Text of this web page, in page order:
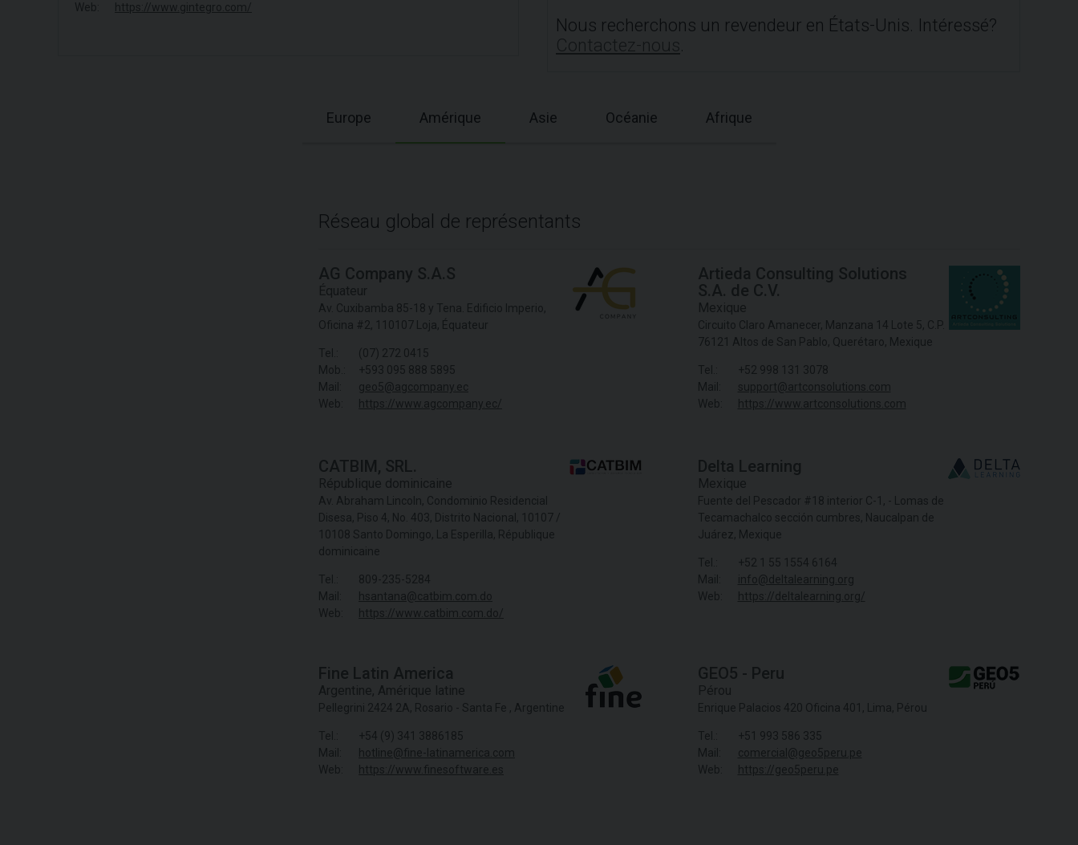
Web:
https://www.gintegro.com/
Nous recherchons un revendeur en États-Unis. Intéressé?
Contactez-nous.
Europe Amérique Asie Océanie Afrique
Réseau global de représentants
AG Company S.A.S
Équateur
Av. Cuxibamba 85-18 y Tena. Edificio Imperio,
Oficina #2, 110107 Loja, Équateur
Tel.:
(07) 272 0415
Mob.:
+593 095 888 5895
Mail:
geo5@agcompany.ec
Web:
https://www.agcompany.ec/
Artieda Consulting Solutions
S.A. de C.V.
Mexique
Circuito Claro Amanecer, Manzana 14 Lote 5, C.P.
76121 Altos de San Pablo, Querétaro, Mexique
Tel.:
+52 998 131 3078
Mail:
support@artconsolutions.com
Web:
https://www.artconsolutions.com
CATBIM, SRL.
République dominicaine
Av. Abraham Lincoln, Condominio Residencial
Disesa, Piso 4, No. 403, Distrito Nacional, 10107 /
10108 Santo Domingo, La Esperilla, République
dominicaine
Tel.:
809-235-5284
Mail:
hsantana@catbim.com.do
Web:
https://www.catbim.com.do/
Delta Learning
Mexique
Fuente del Pescador #18 interior C-1, - Lomas de
Tecamachalco sección cumbres, Naucalpan de
Juárez, Mexique
Tel.:
+52 1 55 1554 6164
Mail:
info@deltalearning.org
Web:
https://deltalearning.org/
Fine Latin America
Argentine, Amérique latine
Pellegrini 2424 2A, Rosario - Santa Fe , Argentine
Tel.:
+54 (9) 341 3886185
Mail:
hotline@fine-latinamerica.com
Web:
https://www.finesoftware.es
GEO5 - Peru
Pérou
Enrique Palacios 420 Oficina 401, Lima, Pérou
Tel.:
+51 993 586 335
Mail:
comercial@geo5peru.pe
Web:
https://geo5peru.pe